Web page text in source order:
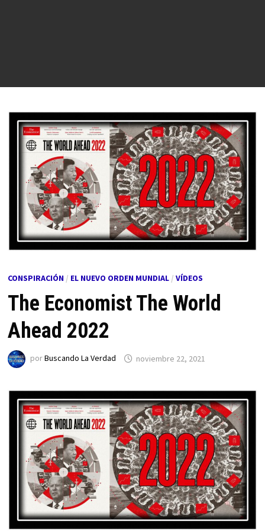
CONSPIRACIÓN/ EL NUEVO ORDEN MUNDIAL/ VÍDEOS
The Economist The World
Ahead 2022
porBuscando La Verdad noviembre 22, 2021